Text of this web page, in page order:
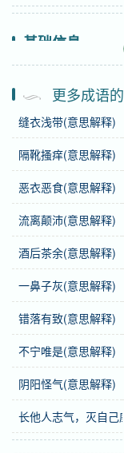
基础信息
注音 ㄓ ㄗˇ ㄩˊ ㄍ
感情 之子于归是
用法 作宾语、定
字义分解
zhī
之
更多成语
缝衣浅带(意思解释)
隔靴搔痒(意思解释)
恶衣恶食(意思解释)
流离颠沛(意思解释)
酒后茶余(意思解释)
一鼻子灰(意思解释)
错落有致(意思解释)
不宁唯是(意思解释)
阴阳怪气(意思解释)
长他人志气，灭自己